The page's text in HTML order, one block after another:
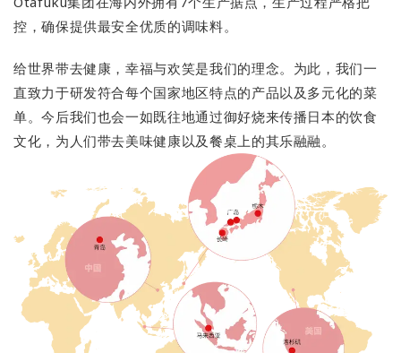
控，确保提供最安全优质的调味料。
给世界带去健康，幸福与欢笑是我们的理念。为此，我们一
直致力于研发符合每个国家地区特点的产品以及多元化的菜
单。今后我们也会一如既往地通过御好烧来传播日本的饮食
文化，为人们带去美味健康以及餐桌上的其乐融融。